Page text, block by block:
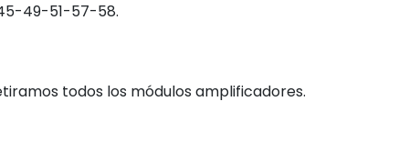
49-51-57-58.
todos los módulos amplificadores.